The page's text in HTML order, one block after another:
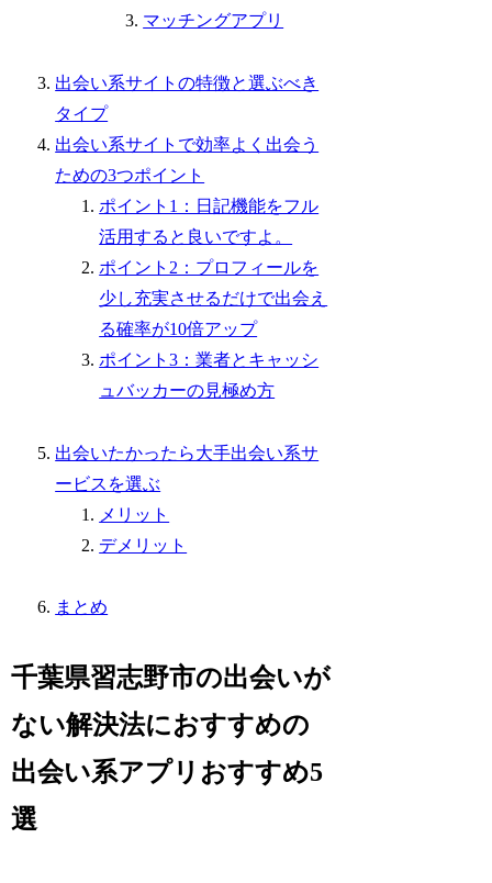
マッチングアプリ
出会い系サイトの特徴と選ぶべき
タイプ
出会い系サイトで効率よく出会う
ための3つポイント
ポイント1：日記機能をフル
活用すると良いですよ。
ポイント2：プロフィールを
少し充実させるだけで出会え
る確率が10倍アップ
ポイント3：業者とキャッシ
ュバッカーの見極め方
出会いたかったら大手出会い系サ
ービスを選ぶ
メリット
デメリット
まとめ
千葉県習志野市の出会いが
ない解決法におすすめの
出会い系アプリおすすめ5
選